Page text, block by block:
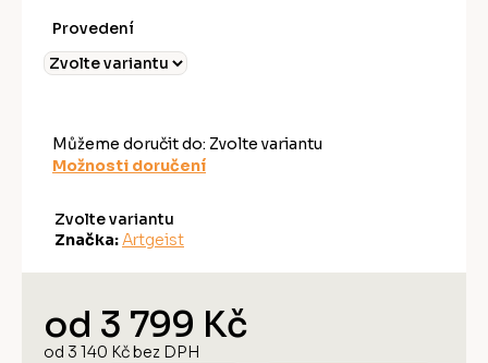
Provedení
Můžeme doručit do: Zvolte variantu
Možnosti doručení
Zvolte variantu
Značka: Artgeist
od 3 799 Kč
od 3 140 Kčbez DPH